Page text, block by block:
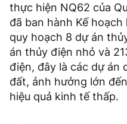
thực hiện NQ62 của
đã ban hành Kế
quy hoạch 8 dự án
án thủy điện nhỏ và
điện, đây là các dự án
đất, ảnh hưởng lớn
hiệu quả kinh tế thấp.